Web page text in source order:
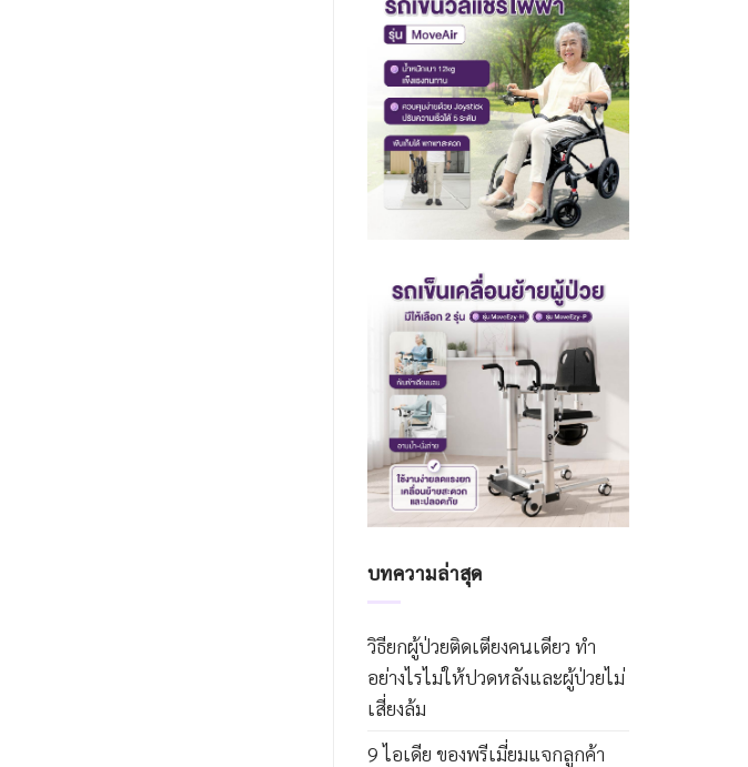
บทความล่าสุด
วิธียกผู้ป่วยติดเตียงคนเดียว ทำ
อย่างไรไม่ให้ปวดหลังและผู้ป่วยไม่
เสี่ยงล้ม
9 ไอเดีย ของพรีเมี่ยมแจกลูกค้า